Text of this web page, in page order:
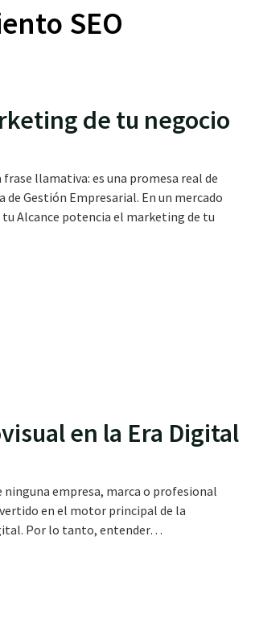
SEO
de tu negocio
llamativa: es una promesa real de
de Gestión Empresarial. En un mercado
Alcance potencia el marketing de tu
en la Era Digital
ninguna empresa, marca o profesional
en el motor principal de la
Por lo tanto, entender…